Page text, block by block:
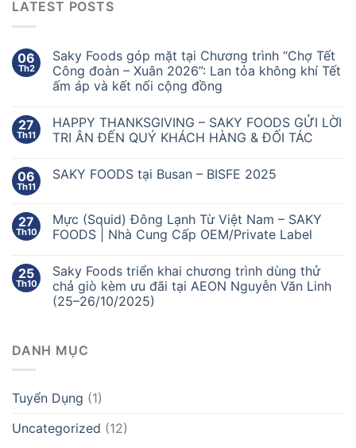
LATEST POSTS
06
Th2
Saky Foods góp mặt tại Chương trình “Chợ Tết
Công đoàn – Xuân 2026”: Lan tỏa không khí Tết
ấm áp và kết nối cộng đồng
27
Th11
HAPPY THANKSGIVING – SAKY FOODS GỬI LỜI
TRI ÂN ĐẾN QUÝ KHÁCH HÀNG & ĐỐI TÁC
06
Th11
SAKY FOODS tại Busan – BISFE 2025
27
Th10
Mực (Squid) Đông Lạnh Từ Việt Nam – SAKY
FOODS | Nhà Cung Cấp OEM/Private Label
25
Th10
Saky Foods triển khai chương trình dùng thử
chả giò kèm ưu đãi tại AEON Nguyễn Văn Linh
(25–26/10/2025)
DANH MỤC
Tuyển Dụng (1)
Uncategorized (12)